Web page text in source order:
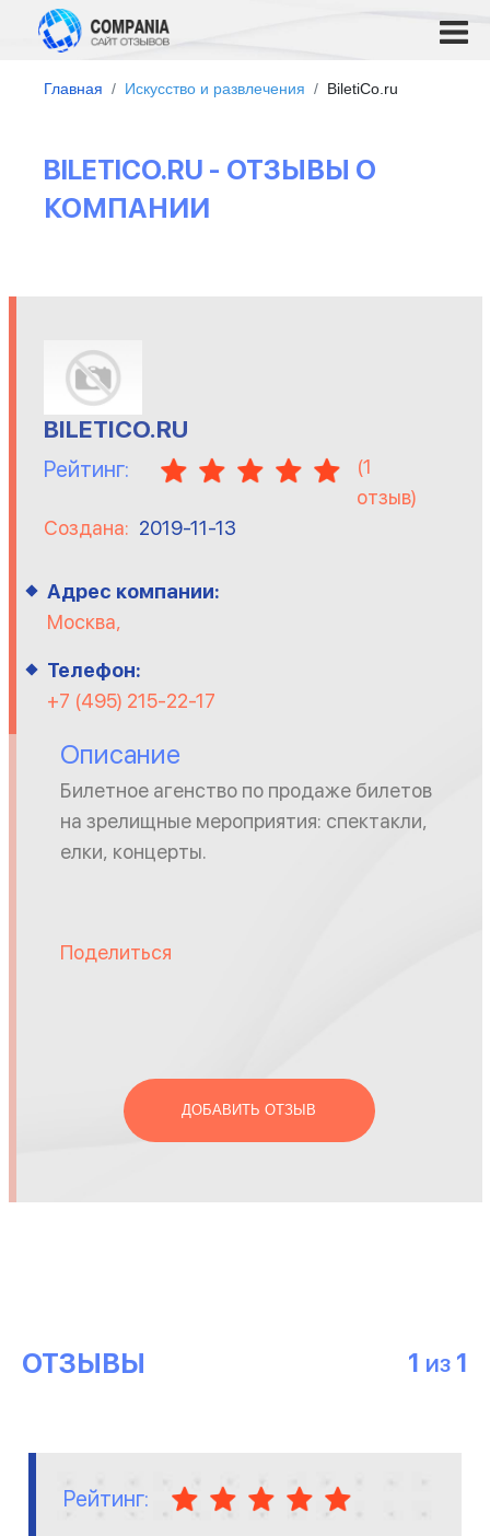
Главная Искусство и развлечения BiletiCo.ru
BILETICO.RU - ОТЗЫВЫ О
КОМПАНИИ
BILETICO.RU
Рейтинг: (1
отзыв)
Создана: 2019-11-13
Адрес компании:
Москва,
Телефон:
+7 (495) 215-22-17
Описание
Билетное агенство по продаже билетов
на зрелищные мероприятия: спектакли,
елки, концерты.
Поделиться
ДОБАВИТЬ ОТЗЫВ
ОТЗЫВЫ 1 ИЗ 1
Рейтинг: